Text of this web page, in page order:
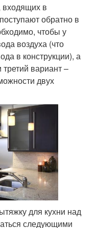
в
обратно в
чтобы у
воздуха (что
в конструкции), а
вариант –
двух
для кухни над
следующими